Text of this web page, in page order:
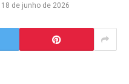
18 de junho de 2026